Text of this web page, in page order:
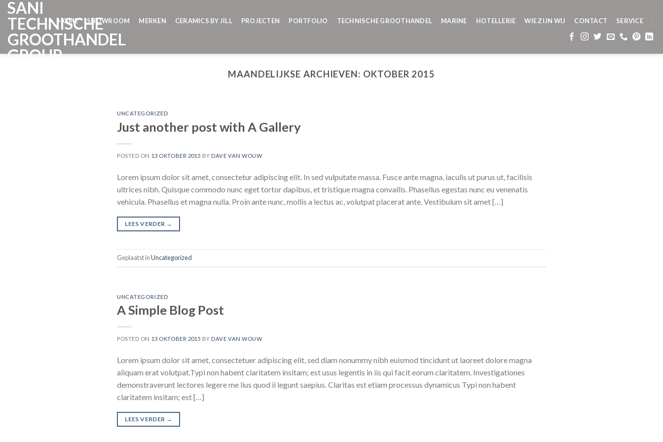
Skip
content
SANI
TECHNISCHE
GROOTHANDEL
GROUP
HOME SHOWROOM MERKEN CERAMICS BY JILL PROJECTEN PORTFOLIO TECHNISCHE GROOTHANDEL MARINE HOTELLERIE WIE ZIJN WIJ CONTACT SERVICE
MAANDELIJKSE ARCHIEVEN: OKTOBER 2015
UNCATEGORIZED
Just another post with A Gallery
POSTED ON 13 OKTOBER 2015 BY DAVE VAN WOUW
Lorem ipsum dolor sit amet, consectetur adipiscing elit. In sed vulputate massa. Fusce ante magna, iaculis ut purus ut, facilisis
ultrices nibh. Quisque commodo nunc eget tortor dapibus, et tristique magna convallis. Phasellus egestas nunc eu venenatis
vehicula. Phasellus et magna nulla. Proin ante nunc, mollis a lectus ac, volutpat placerat ante. Vestibulum sit amet […]
LEES VERDER →
Geplaatst inUncategorized
UNCATEGORIZED
A Simple Blog Post
POSTED ON 13 OKTOBER 2015 BY DAVE VAN WOUW
Lorem ipsum dolor sit amet, consectetuer adipiscing elit, sed diam nonummy nibh euismod tincidunt ut laoreet dolore magna
aliquam erat volutpat.Typi non habent claritatem insitam; est usus legentis in iis qui facit eorum claritatem. Investigationes
demonstraverunt lectores legere me lius quod ii legunt saepius. Claritas est etiam processus dynamicus Typi non habent
claritatem insitam; est […]
LEES VERDER →